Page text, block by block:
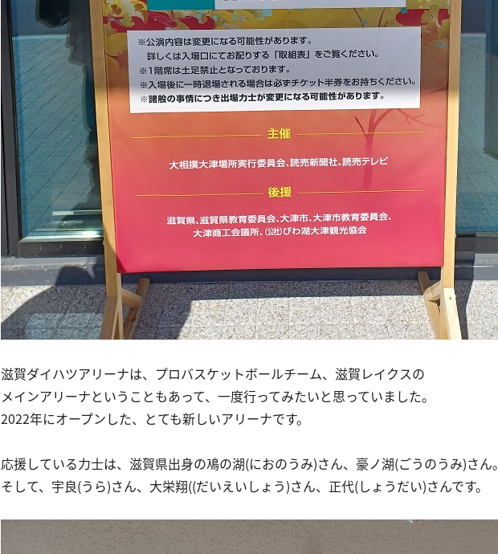
滋賀ダイハツアリーナは、プロバスケットボールチーム、滋賀レイクスの
メインアリーナということもあって、一度行ってみたいと思っていました。
2022年にオープンした、とても新しいアリーナです。
応援している力士は、滋賀県出身の鳰の湖(におのうみ)さん、豪ノ湖(ごうのうみ)さん。
そして、宇良(うら)さん、大栄翔((だいえいしょう)さん、正代(しょうだい)さんです。